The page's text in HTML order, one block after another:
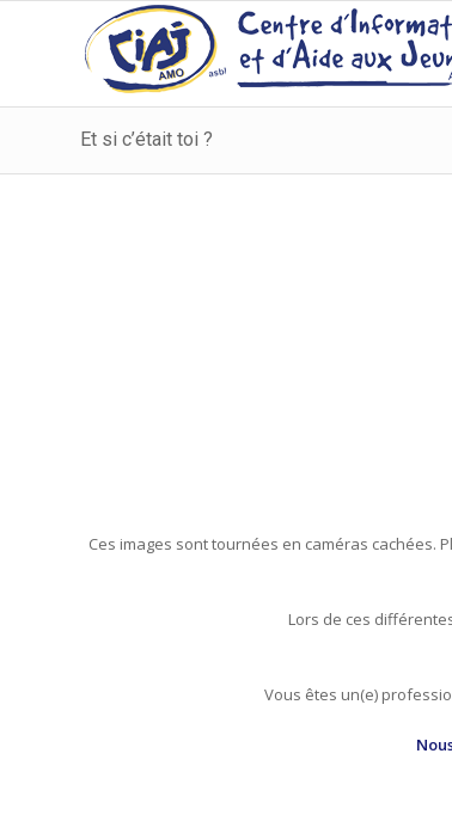
Et si c’était toi ?
Ces images sont tournées en caméras cachées.
Lors de ces
Vous êtes un(e)